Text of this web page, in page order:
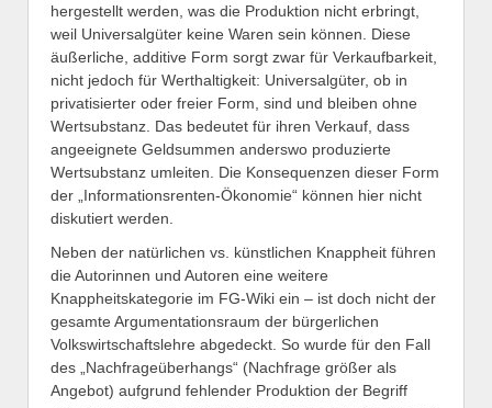
hergestellt werden, was die Produktion nicht erbringt,
weil Universalgüter keine Waren sein können. Diese
äußerliche, additive Form sorgt zwar für Verkaufbarkeit,
nicht jedoch für Werthaltigkeit: Universalgüter, ob in
privatisierter oder freier Form, sind und bleiben ohne
Wertsubstanz. Das bedeutet für ihren Verkauf, dass
angeeignete Geldsummen anderswo produzierte
Wertsubstanz umleiten. Die Konsequenzen dieser Form
der „Informationsrenten-Ökonomie“ können hier nicht
diskutiert werden.
Neben der natürlichen vs. künstlichen Knappheit führen
die Autorinnen und Autoren eine weitere
Knappheitskategorie im FG-Wiki ein – ist doch nicht der
gesamte Argumentationsraum der bürgerlichen
Volkswirtschaftslehre abgedeckt. So wurde für den Fall
des „Nachfrageüberhangs“ (Nachfrage größer als
Angebot) aufgrund fehlender Produktion der Begriff